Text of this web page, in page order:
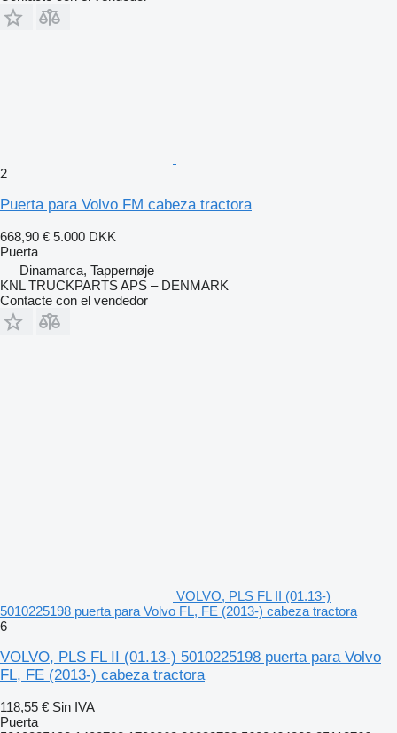
2
Puerta para Volvo FM cabeza tractora
668,90 € 5.000 DKK
Puerta
Dinamarca, Tappernøje
KNL TRUCKPARTS APS – DENMARK
Contacte con el vendedor
VOLVO, PLS FL II (01.13-)
5010225198 puerta para Volvo FL, FE (2013-) cabeza tractora
6
VOLVO, PLS FL II (01.13-) 5010225198 puerta para Volvo
FL, FE (2013-) cabeza tractora
118,55 € Sin IVA
Puerta